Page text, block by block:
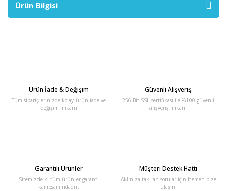
Ürün Bilgisi
Ürün İade & Değişim
Tüm siparişlerinizde kolay ürün iade ve
değişim imkanı
Güvenli Alışveriş
256 Bit SSL sertifikası ile %100 güvenli
alışveriş imkanı
Garantili Ürünler
Sitemizde ki tüm ürünler garanti
kampsamındadır.
Müşteri Destek Hattı
Aklınıza takılan sorular için hemen bize
ulaşın!